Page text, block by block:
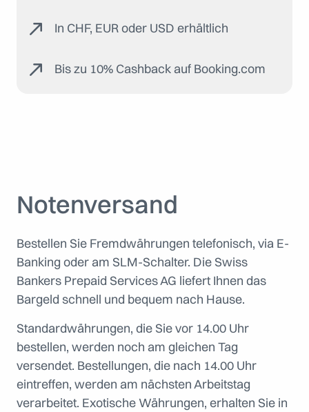
In CHF, EUR oder USD erhältlich
Bis zu 10% Cashback auf Booking.com
Notenversand
Bestellen Sie Fremdwährungen telefonisch, via E-
Banking oder am SLM-Schalter. Die Swiss
Bankers Prepaid Services AG liefert Ihnen das
Bargeld schnell und bequem nach Hause.
Standardwährungen, die Sie vor 14.00 Uhr
bestellen, werden noch am gleichen Tag
versendet. Bestellungen, die nach 14.00 Uhr
eintreffen, werden am nächsten Arbeitstag
verarbeitet. Exotische Währungen, erhalten Sie in